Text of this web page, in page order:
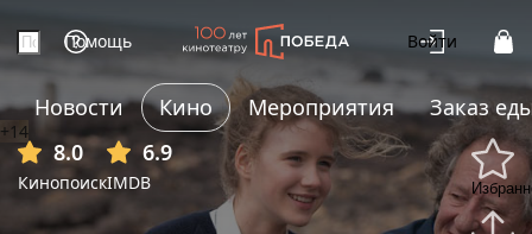
Помощь Войти
Новости Кино Мероприятия
Заказ
8.0
Кинопоиск
6.9
IMDB
+14